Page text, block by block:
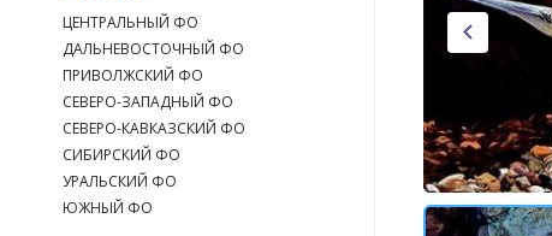
ЦЕНТРАЛЬНЫЙ ФО
ДАЛЬНЕВОСТОЧНЫЙ ФО
ПРИВОЛЖСКИЙ ФО
СЕВЕРО-ЗАПАДНЫЙ ФО
СЕВЕРО-КАВКАЗСКИЙ ФО
СИБИРСКИЙ ФО
УРАЛЬСКИЙ ФО
ЮЖНЫЙ ФО